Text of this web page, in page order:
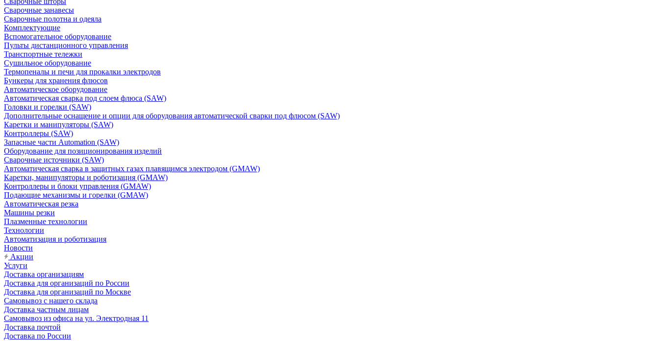
Сварочные занавесы
Сварочные полотна и одеяла
Комплектующие
Вспомогательное оборудование
Пульты дистанционного управления
Транспортные тележки
Сушильное оборудование
Термопеналы и печи для прокалки электродов
Бункеры для хранения флюсов
Автоматическое оборудование
Автоматическая сварка под слоем флюса (SAW)
Головки и горелки (SAW)
Дополнительные оснащение и опции для оборудования автоматической сварки под флюсом (SAW)
Каретки и манипуляторы (SAW)
Контроллеры (SAW)
Запасные части Automation (SAW)
Оборудование для позиционирования изделий
Сварочные источники (SAW)
Автоматическая сварка в защитных газах плавящимся электродом (GMAW)
Каретки, манипуляторы и роботизация (GMAW)
Контроллеры и блоки управления (GMAW)
Подающие механизмы и горелки (GMAW)
Автоматическая резка
Машины резки
Плазменные технологии
Технологии
Автоматизация и роботизация
Новости
Акции
Услуги
Доставка организациям
Доставка для организаций по России
Доставка для организаций по Москве
Самовывоз с нашего склада
Доставка частным лицам
Самовывоз из офиса на ул. Электродная 11
Доставка почтой
Доставка по России